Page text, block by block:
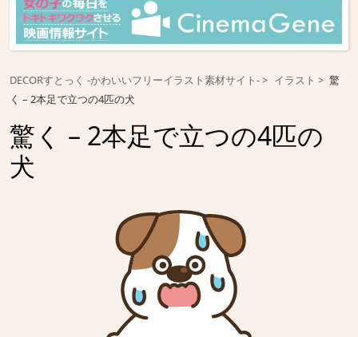
DECORすとっく -かわいいフリーイラスト素材サイト- イラスト
驚
く – 2本足で立つの4匹の犬
驚く – 2本足で立つの4匹の
犬